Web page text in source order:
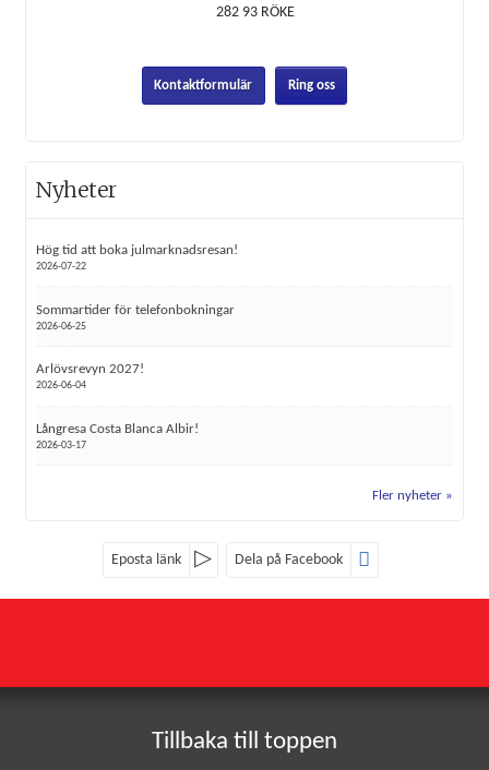
282 93 RÖKE
Kontaktformulär Ring oss
Nyheter
Hög tid att boka julmarknadsresan!
2026-07-22
Sommartider för telefonbokningar
2026-06-25
Arlövsrevyn 2027!
2026-06-04
Långresa Costa Blanca Albir!
2026-03-17
Fler nyheter
Eposta länk Dela på Facebook
Jag samtycker till dataskyddspolicyn.
Telefon 0451-402 24
Tillbaka till toppen